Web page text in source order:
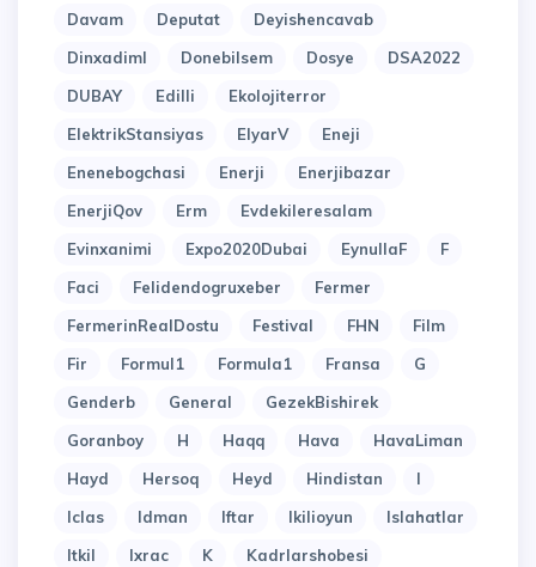
Davam
Deputat
Deyishencavab
Dinxadiml
Donebilsem Dosye
DSA2022
DUBAY
Edilli
Ekolojiterror
ElektrikStansiyas
ElyarV
Eneji
Enenebogchasi
Enerji
Enerjibazar
EnerjiQov
Erm
Evdekileresalam
Evinxanimi
Expo2020Dubai EynullaF
F
Faci
Felidendogruxeber
Fermer
FermerinRealDostu
Festival FHN
Film
Fir
Formul1 Formula1 Fransa
G
Genderb
General
GezekBishirek
Goranboy
H Haqq Hava
HavaLiman
Hayd
Hersoq Heyd Hindistan
I
Iclas
Idman Iftar Ikilioyun
Islahatlar
Itkil
Ixrac K
Kadrlarshobesi